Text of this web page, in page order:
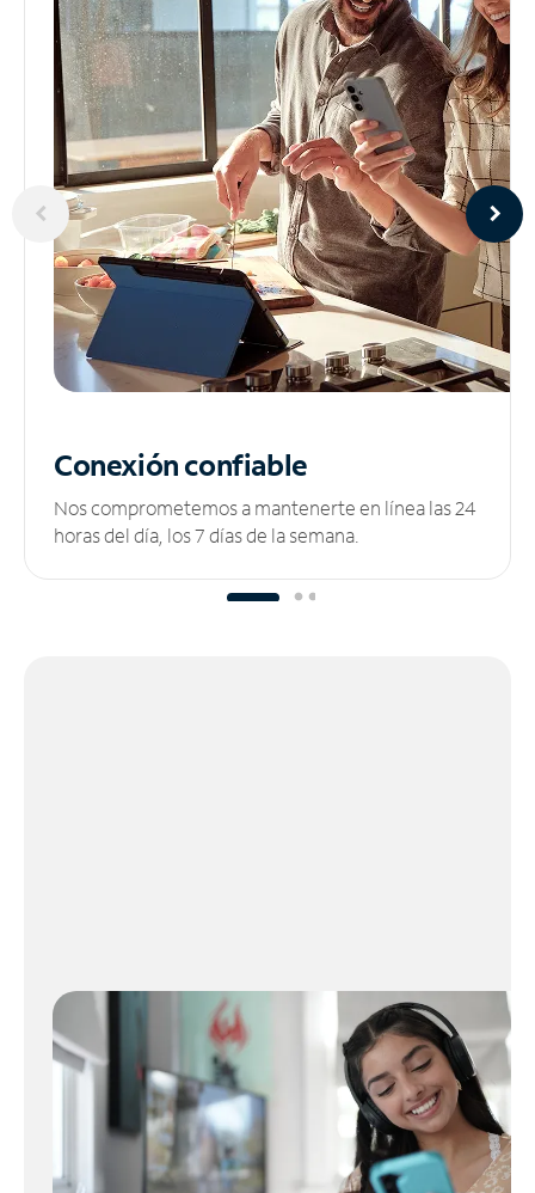
Conexión confiable
Nos comprometemos a mantenerte en línea las 24
horas del día, los 7 días de la semana.